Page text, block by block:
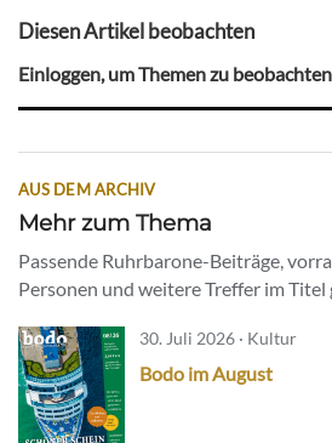
Diesen Artikel beobachten
Einloggen, um Themen zu
AUS DEM ARCHIV
Mehr zum Thema
Passende Ruhrbarone-Beiträge,
Personen und weitere Treffer im Titel
30. Juli 2026 · Kultur
Bodo im August